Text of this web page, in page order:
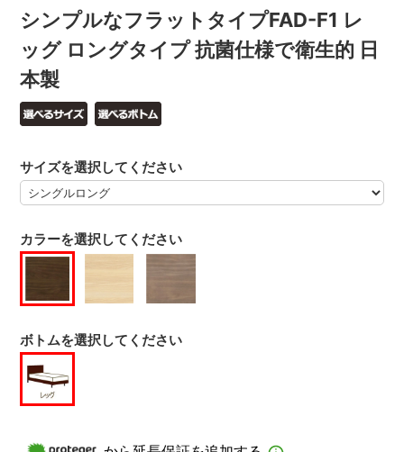
シンプルなフラットタイプFAD-F1 レ
ッグ ロングタイプ 抗菌仕様で衛生的 日
本製
カラーを選択してください
サイズを選択してください
ボトムを選択してください